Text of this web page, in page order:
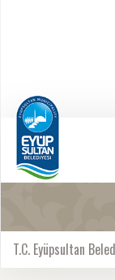
T.C. Eyüpsultan